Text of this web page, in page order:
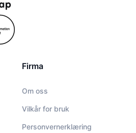
Firma
Om oss
Vilkår for bruk
Personvernerklæring